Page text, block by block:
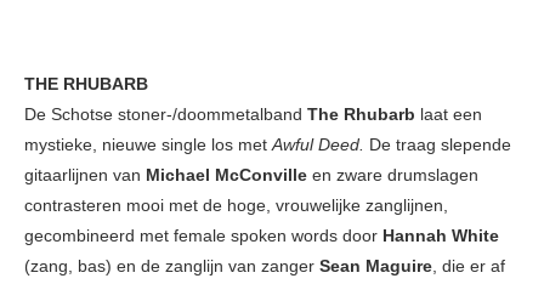
THE RHUBARB
De Schotse stoner-/doommetalband The Rhubarb laat een
mystieke, nieuwe single los met Awful Deed. De traag slepende
gitaarlijnen van Michael McConville en zware drumslagen
contrasteren mooi met de hoge, vrouwelijke zanglijnen,
gecombineerd met female spoken words door Hannah White
(zang, bas) en de zanglijn van zanger Sean Maguire , die er af